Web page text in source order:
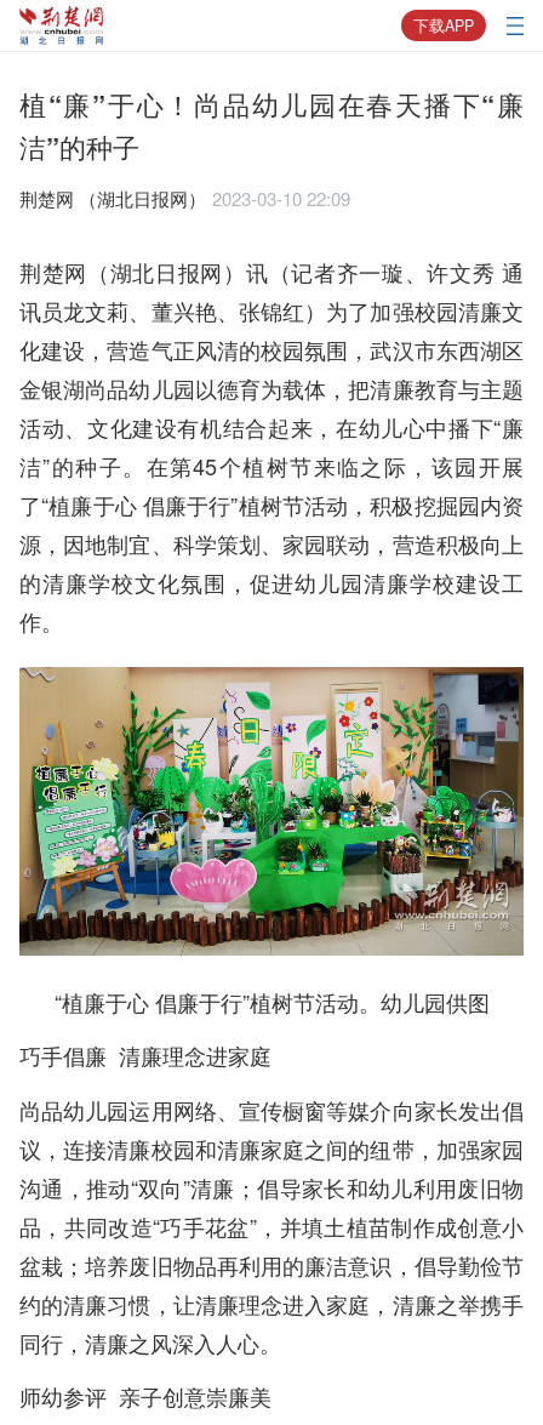
下载APP
植“廉”于心！尚品幼儿园在春天播下“廉
洁”的种子
荆楚网 ​（湖北日报网） 2023-03-10 22:09
荆楚网（湖北日报网）讯（记者齐一璇、许文秀 通
讯员龙文莉、董兴艳、张锦红）为了加强校园清廉文
化建设，营造气正风清的校园氛围，武汉市东西湖区
金银湖尚品幼儿园以德育为载体，把清廉教育与主题
活动、文化建设有机结合起来，在幼儿心中播下“廉
洁”的种子。在第45个植树节来临之际，该园开展
了“植廉于心 倡廉于行”植树节活动，积极挖掘园内资
源，因地制宜、科学策划、家园联动，营造积极向上
的清廉学校文化氛围，促进幼儿园清廉学校建设工
作。
“植廉于心 倡廉于行”植树节活动。幼儿园供图
巧手倡廉 清廉理念进家庭
尚品幼儿园运用网络、宣传橱窗等媒介向家长发出倡
议，连接清廉校园和清廉家庭之间的纽带，加强家园
沟通，推动“双向”清廉；倡导家长和幼儿利用废旧物
品，共同改造“巧手花盆”，并填土植苗制作成创意小
盆栽；培养废旧物品再利用的廉洁意识，倡导勤俭节
约的清廉习惯，让清廉理念进入家庭，清廉之举携手
同行，清廉之风深入人心。
师幼参评 亲子创意崇廉美